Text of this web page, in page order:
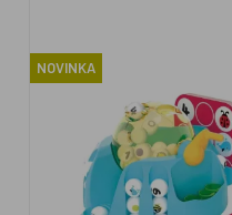
NOVINKA